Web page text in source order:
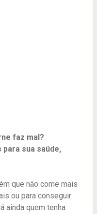
faz mal?
sua saúde,
que não come mais
ou para conseguir
ainda quem tenha